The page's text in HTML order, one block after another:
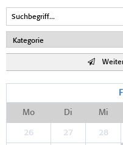
Mo Di Mi
26 27 28